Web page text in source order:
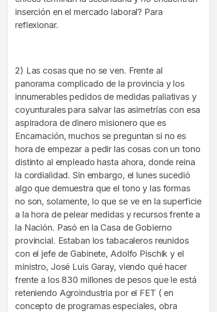
inserción en el mercado laboral? Para
reflexionar.
2) Las cosas que no se ven. Frente al
panorama complicado de la provincia y los
innumerables pedidos de medidas paliativas y
coyunturales para salvar las asimetrías con esa
aspiradora de dinero misionero que es
Encarnación, muchos se preguntan si no es
hora de empezar a pedir las cosas con un tono
distinto al empleado hasta ahora, donde reina
la cordialidad. Sin embargo, el lunes sucedió
algo que demuestra que el tono y las formas
no son, solamente, lo que se ve en la superficie
a la hora de pelear medidas y recursos frente a
la Nación. Pasó en la Casa de Gobierno
provincial. Estaban los tabacaleros reunidos
con el jefe de Gabinete, Adolfo Pischik y el
ministro, José Luis Garay, viendo qué hacer
frente a los 830 millones de pesos que le está
reteniendo Agroindustria por el FET ( en
concepto de programas especiales, obra